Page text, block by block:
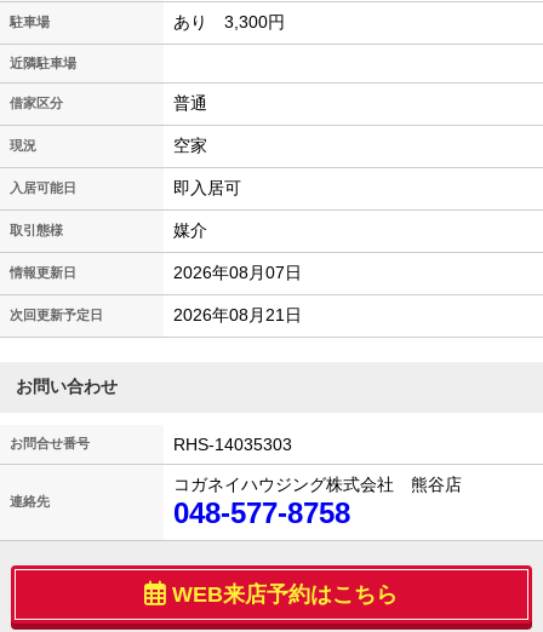
駐車場 あり 3,300円
近隣駐車場
借家区分 普通
現況 空家
入居可能日 即入居可
取引態様 媒介
情報更新日 2026年08月07日
次回更新予定日 2026年08月21日
お問い合わせ
お問合せ番号 RHS-14035303
連絡先
コガネイハウジング株式会社 熊谷店
048-577-8758
WEB来店予約はこちら